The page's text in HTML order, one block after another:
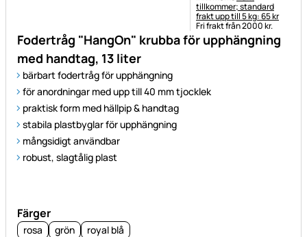
Fodertråg "HangOn" krubba för upphängning
med handtag, 13 liter
bärbart fodertråg för upphängning
för anordningar med upp till 40 mm tjocklek
praktisk form med hällpip & handtag
stabila plastbyglar för upphängning
mångsidigt användbar
robust, slagtålig plast
Färger
rosa grön royal blå
tillkommer; standard
frakt upp till 5 kg: 65 kr
Fri frakt från 2000 kr.